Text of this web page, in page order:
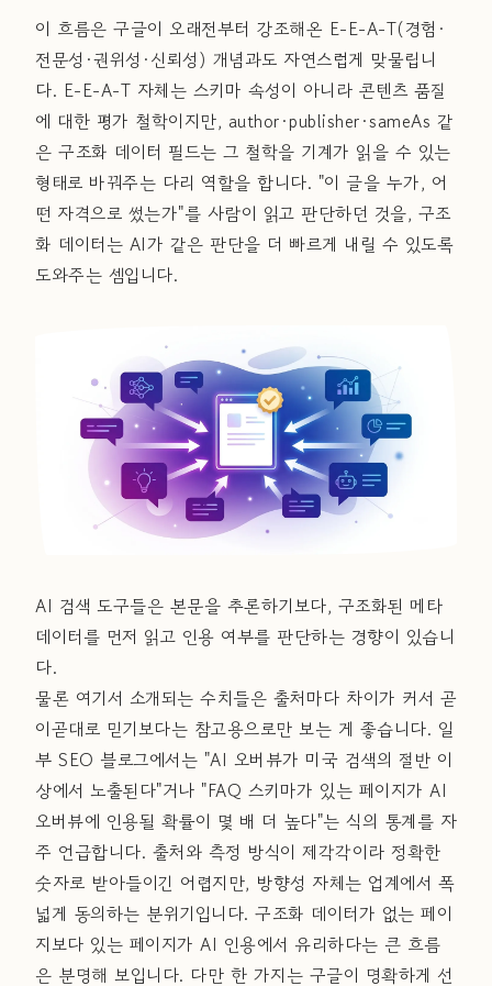
이 흐름은 구글이 오래전부터 강조해온 E-E-A-T(경험·
전문성·권위성·신뢰성) 개념과도 자연스럽게 맞물립니
다. E-E-A-T 자체는 스키마 속성이 아니라 콘텐츠 품질
에 대한 평가 철학이지만, author·publisher·sameAs 같
은 구조화 데이터 필드는 그 철학을 기계가 읽을 수 있는
형태로 바꿔주는 다리 역할을 합니다. "이 글을 누가, 어
떤 자격으로 썼는가"를 사람이 읽고 판단하던 것을, 구조
화 데이터는 AI가 같은 판단을 더 빠르게 내릴 수 있도록
도와주는 셈입니다.
AI 검색 도구들은 본문을 추론하기보다, 구조화된 메타
데이터를 먼저 읽고 인용 여부를 판단하는 경향이 있습니
다.
물론 여기서 소개되는 수치들은 출처마다 차이가 커서 곧
이곧대로 믿기보다는 참고용으로만 보는 게 좋습니다. 일
부 SEO 블로그에서는 "AI 오버뷰가 미국 검색의 절반 이
상에서 노출된다"거나 "FAQ 스키마가 있는 페이지가 AI
오버뷰에 인용될 확률이 몇 배 더 높다"는 식의 통계를 자
주 언급합니다. 출처와 측정 방식이 제각각이라 정확한
숫자로 받아들이긴 어렵지만, 방향성 자체는 업계에서 폭
넓게 동의하는 분위기입니다. 구조화 데이터가 없는 페이
지보다 있는 페이지가 AI 인용에서 유리하다는 큰 흐름
은 분명해 보입니다. 다만 한 가지는 구글이 명확하게 선